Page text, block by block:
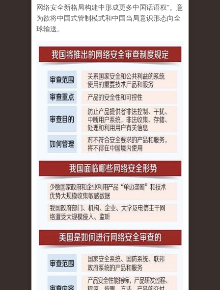
网络安全新格局构建中形成更多中国话语权”。意
为欲将中国式管制模式和中国当局意识形态向全
球输送。
tu_4.jpg